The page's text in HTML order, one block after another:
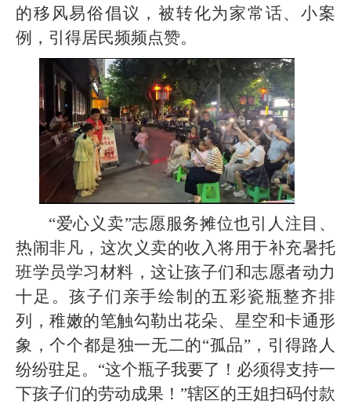
的移风易俗倡议，被转化为家常话、小案
例，引得居民频频点赞。
“爱心义卖”志愿服务摊位也引人注目、
热闹非凡，这次义卖的收入将用于补充暑托
班学员学习材料，这让孩子们和志愿者动力
十足。孩子们亲手绘制的五彩瓷瓶整齐排
列，稚嫩的笔触勾勒出花朵、星空和卡通形
象，个个都是独一无二的“孤品”，引得路人
纷纷驻足。“这个瓶子我要了！必须得支持一
下孩子们的劳动成果！”辖区的王姐扫码付款